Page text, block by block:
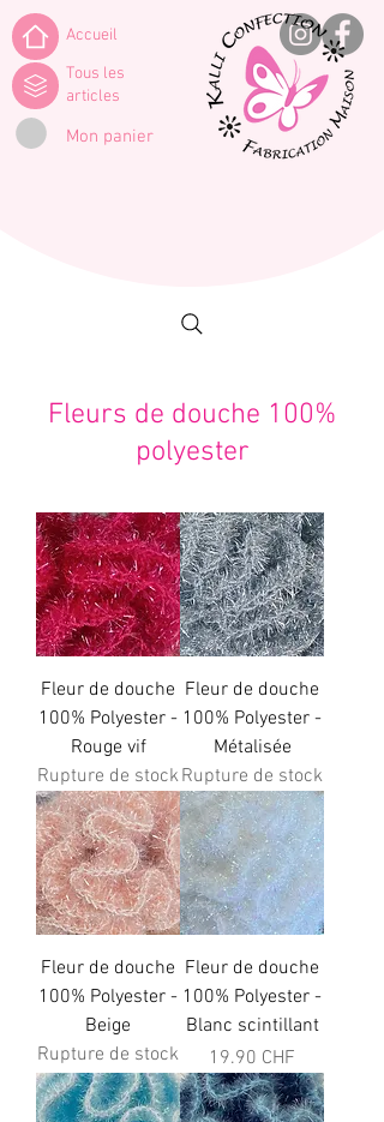
Accueil
Tous les
articles
Mon panier
Fleurs de douche 100%
polyester
Fleur de douche
100% Polyester -
Rouge vif
Rupture de stock
Fleur de douche
100% Polyester -
Métalisée
Rupture de stock
Fleur de douche
100% Polyester -
Beige
Rupture de stock
Fleur de douche
100% Polyester -
Blanc scintillant
Prix
19.90 CHF